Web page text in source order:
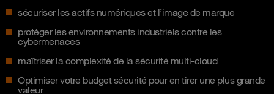
sécuriser les actifs numériques et l’image de marque
protéger les environnements industriels contre les
cybermenaces
maîtriser la complexité de la sécurité multi-cloud
Optimiser votre budget sécurité pour en tirer une plus grande
valeur